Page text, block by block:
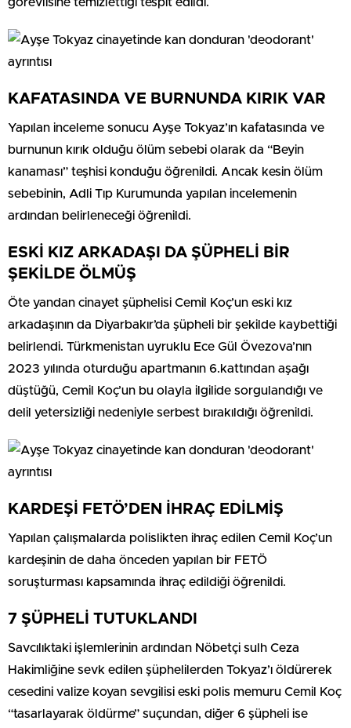
KAFATASINDA VE BURNUNDA KIRIK VAR
Yapılan inceleme sonucu Ayşe Tokyaz’ın kafatasında ve
burnunun kırık olduğu ölüm sebebi olarak da “Beyin
kanaması” teşhisi konduğu öğrenildi. Ancak kesin ölüm
sebebinin, Adli Tıp Kurumunda yapılan incelemenin
ardından belirleneceği öğrenildi.
ESKİ KIZ ARKADAŞI DA ŞÜPHELİ BİR
ŞEKİLDE ÖLMÜŞ
Öte yandan cinayet şüphelisi Cemil Koç’un eski kız
arkadaşının da Diyarbakır’da şüpheli bir şekilde kaybettiği
belirlendi. Türkmenistan uyruklu Ece Gül Övezova’nın
2023 yılında oturduğu apartmanın 6.kattından aşağı
düştüğü, Cemil Koç’un bu olayla ilgilide sorgulandığı ve
delil yetersizliği nedeniyle serbest bırakıldığı öğrenildi.
KARDEŞİ FETÖ’DEN İHRAÇ EDİLMİŞ
Yapılan çalışmalarda polislikten ihraç edilen Cemil Koç’un
kardeşinin de daha önceden yapılan bir FETÖ
soruşturması kapsamında ihraç edildiği öğrenildi.
7 ŞÜPHELİ TUTUKLANDI
Savcılıktaki işlemlerinin ardından Nöbetçi sulh Ceza
Hakimliğine sevk edilen şüphelilerden Tokyaz’ı öldürerek
cesedini valize koyan sevgilisi eski polis memuru Cemil Koç
“tasarlayarak öldürme” suçundan, diğer 6 şüpheli ise